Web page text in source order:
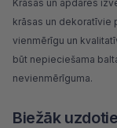
Krāsas un apdares
krāsas un dekoratīvie
vienmērīgu un
būt nepieciešama
nevienmērīguma.
Biežāk